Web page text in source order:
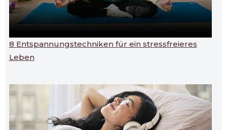
8 Entspannungstechniken für ein stressfreieres
Leben